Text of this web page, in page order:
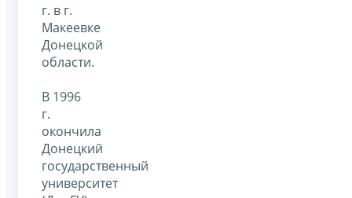
г. в г.
Макеевке
Донецкой
области.
В 1996
г.
окончила
Донецкий
государственный
университет